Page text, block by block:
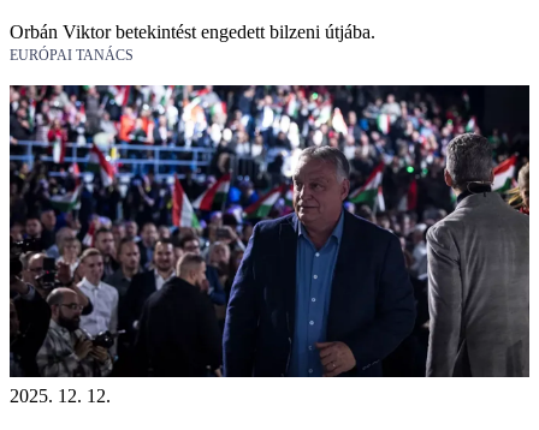
Orbán Viktor betekintést engedett bilzeni útjába.
EURÓPAI TANÁCS
2025. 12. 12.